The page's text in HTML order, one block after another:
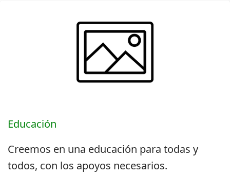
Educación
Creemos en una educación para todas y
todos, con los apoyos necesarios.